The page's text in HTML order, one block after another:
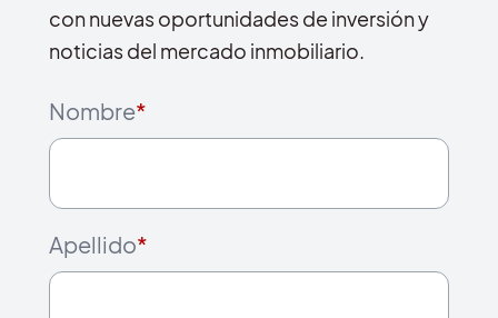
con nuevas oportunidades de inversión y
noticias del mercado inmobiliario.
Nombre*
Apellido*